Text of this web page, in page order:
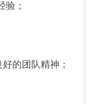
；
的团队精神；